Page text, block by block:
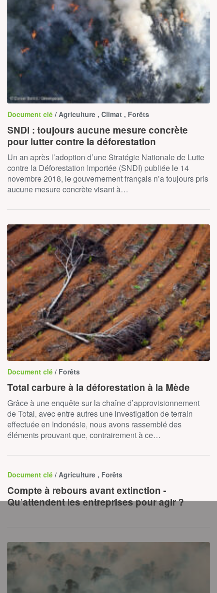
Document clé / Agriculture , Climat , Forêts
SNDI : toujours aucune mesure concrète
pour lutter contre la déforestation
Un an après l’adoption d’une Stratégie Nationale de Lutte
contre la Déforestation Importée (SNDI) publiée le 14
novembre 2018, le gouvernement français n’a toujours pris
aucune mesure concrète visant à…
Document clé / Forêts
Total carbure à la déforestation à la Mède
Grâce à une enquête sur la chaîne d’approvisionnement
de Total, avec entre autres une investigation de terrain
effectuée en Indonésie, nous avons rassemblé des
éléments prouvant que, contrairement à ce…
Document clé / Agriculture , Forêts
Compte à rebours avant extinction -
Qu’attendent les entreprises pour agir ?